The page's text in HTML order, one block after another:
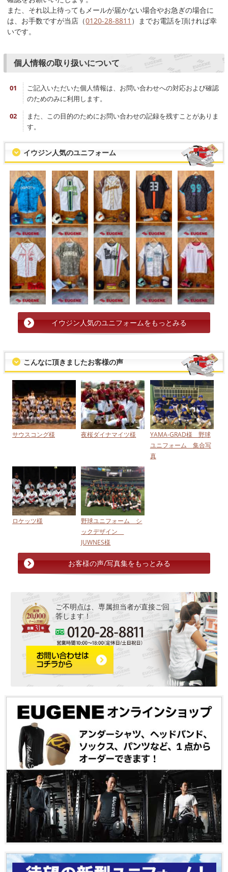
また、それ以上待ってもメールが届かない場合やお急ぎの場合に
は、お手数ですが当店（0120-28-8811 ）までお電話を頂ければ幸
いです。
個人情報の取り扱いについて
ご記入いただいた個人情報は、お問い合わせへの対応および確認
のためのみに利用します。
また、この目的のためにお問い合わせの記録を残すことがありま
す。
イウジン人気のユニフォーム
イウジン人気のユニフォームをもっとみる
こんなに頂きましたお客様の声
サウスコング様 夜桜ダイナマイツ様
YAMA-GRAD様 野球
ユニフォーム 集合写
真
ロケッツ様
野球ユニフォーム シ
ックデザイン
JUWNES様
お客様の声/写真集をもっとみる
ご不明点は、専属担当者が直接ご回
答します！